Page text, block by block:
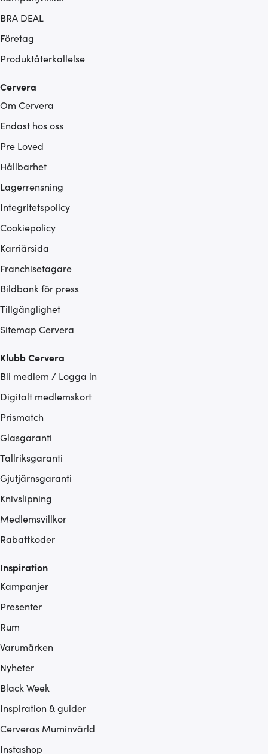
BRA DEAL
Företag
Produktåterkallelse
Cervera
Om Cervera
Endast hos oss
Pre Loved
Hållbarhet
Lagerrensning
Integritetspolicy
Cookiepolicy
Karriärsida
Franchisetagare
Bildbank för press
Tillgänglighet
Sitemap Cervera
Klubb Cervera
Bli medlem / Logga in
Digitalt medlemskort
Prismatch
Glasgaranti
Tallriksgaranti
Gjutjärnsgaranti
Knivslipning
Medlemsvillkor
Rabattkoder
Inspiration
Kampanjer
Presenter
Rum
Varumärken
Nyheter
Black Week
Inspiration & guider
Cerveras Muminvärld
Instashop